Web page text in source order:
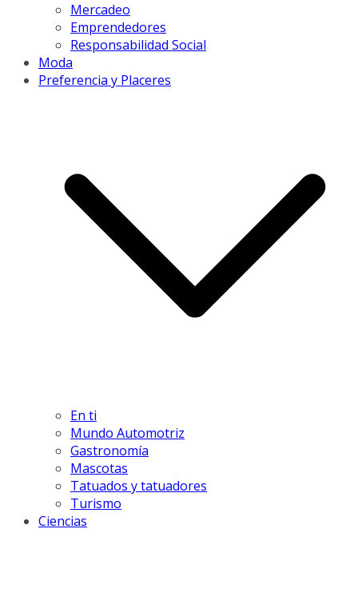
Mercadeo
Emprendedores
Responsabilidad Social
Moda
Preferencia y Placeres
En ti
Mundo Automotriz
Gastronomía
Mascotas
Tatuados y tatuadores
Turismo
Ciencias